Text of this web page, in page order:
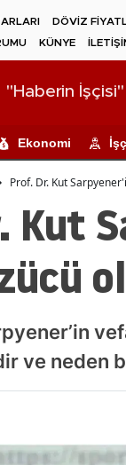
DÖVİZ
KÜNYE
"Haberin İşçisi"
Ekonomi
Prof. Dr. Kut
Kut
ve neden